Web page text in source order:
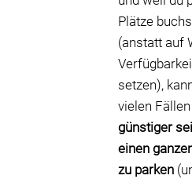
Plätze
(anstatt auf
setzen),
vielen Fällen
günstiger
einen
zu parken